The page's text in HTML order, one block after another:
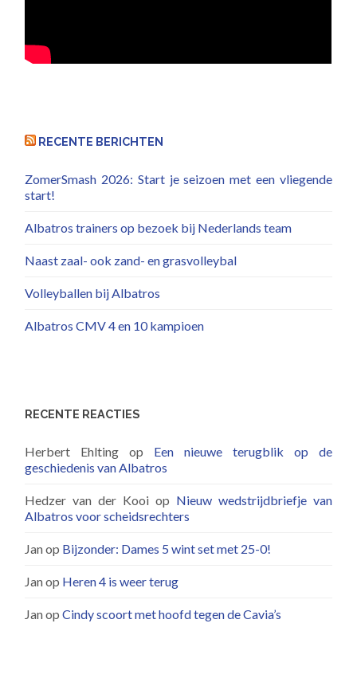
RECENTE BERICHTEN
ZomerSmash 2026: Start je seizoen met een vliegende
start!
Albatros trainers op bezoek bij Nederlands team
Naast zaal- ook zand- en grasvolleybal
Volleyballen bij Albatros
Albatros CMV 4 en 10 kampioen
RECENTE REACTIES
Herbert Ehlting op Een nieuwe terugblik op de
geschiedenis van Albatros
Hedzer van der Kooi op Nieuw wedstrijdbriefje van
Albatros voor scheidsrechters
Janop Bijzonder: Dames 5 wint set met 25-0!
Janop Heren 4 is weer terug
JanopCindy scoort met hoofd tegen de Cavia’s